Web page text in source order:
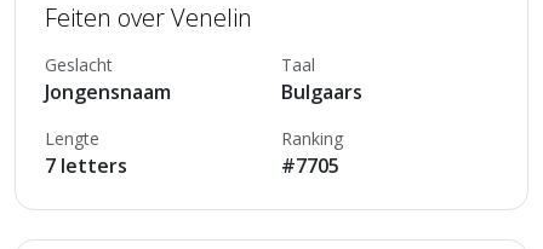
Feiten over Venelin
Geslacht
Jongensnaam
Taal
Bulgaars
Lengte
7 letters
Ranking
#7705